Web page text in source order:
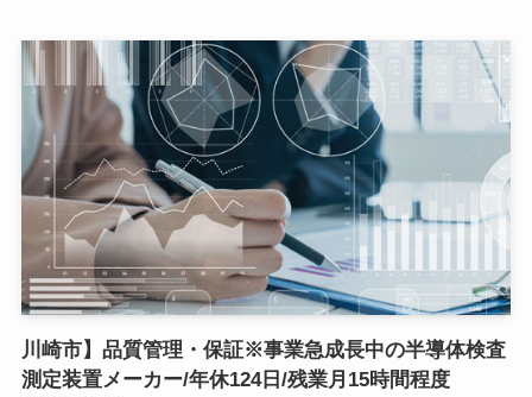
川崎市】品質管理・保証※事業急成長中の半導体検査
測定装置メーカー/年休124日/残業月15時間程度